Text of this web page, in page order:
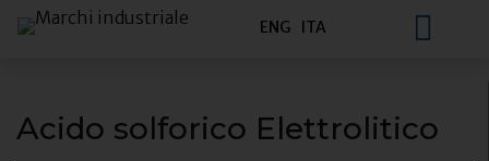
ENG ITA
Acido solforico Elettrolitico